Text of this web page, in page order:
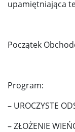
upamiętniająca
Początek
Program:
– UROCZYSTE
– ZŁOŻENIE